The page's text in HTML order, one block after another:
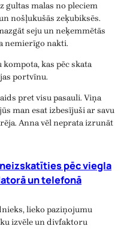
gultas malas no pleciem
nošļukušās zeķubiksēs.
seju un neķemmētās
nemierīgo nakti.
kas pēc skata
portvīnu.
pret visu pasauli. Viņa
man esat izbesījuši ar savu
Anna vēl neprata izrunāt
pēc viegla
un telefonā
lieko paziņojumu
izvēle un divfaktoru